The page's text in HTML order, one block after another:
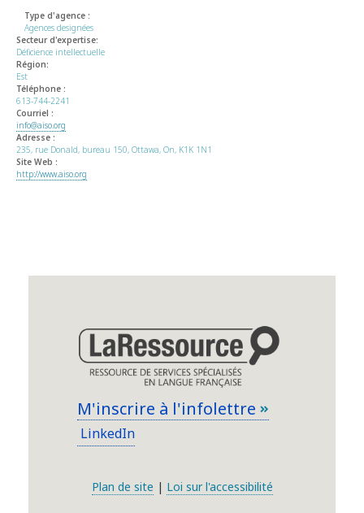
Type d'agence :
Agences designées
Secteur d'expertise:
Déficience intellectuelle
Région:
Est
Téléphone :
613-744-2241
Courriel :
info@aiso.org
Adresse :
235, rue Donald, bureau 150, Ottawa, On, K1K 1N1
Site Web :
http://www.aiso.org
M'inscrire à l'infolettre
LinkedIn
Plan de site | Loi sur l'accessibilité